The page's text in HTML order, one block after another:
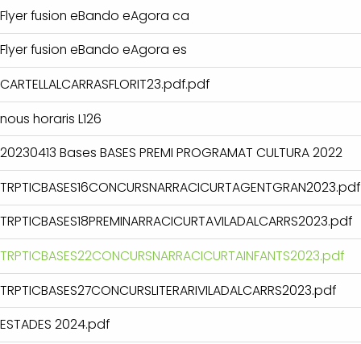
Flyer fusion eBando eAgora ca
Flyer fusion eBando eAgora es
CARTELLALCARRASFLORIT23.pdf.pdf
nous horaris L126
20230413 Bases BASES PREMI PROGRAMAT CULTURA 2022
TRPTICBASES16CONCURSNARRACICURTAGENTGRAN2023.pdf
TRPTICBASES18PREMINARRACICURTAVILADALCARRS2023.pdf
TRPTICBASES22CONCURSNARRACICURTAINFANTS2023.pdf
TRPTICBASES27CONCURSLITERARIVILADALCARRS2023.pdf
ESTADES 2024.pdf